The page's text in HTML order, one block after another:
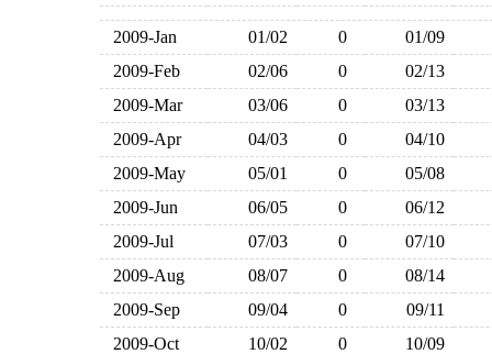
2009-Jan 01/02 0
01/09
2009-Feb
02/06 0
02/13
2009-Mar
03/06 0
03/13
2009-Apr
04/03 0
04/10
2009-May
05/01 0
05/08
2009-Jun
06/05 0
06/12
2009-Jul
07/03 0
07/10
2009-Aug
08/07 0
08/14
2009-Sep
09/04 0
09/11
2009-Oct
10/02 0
10/09